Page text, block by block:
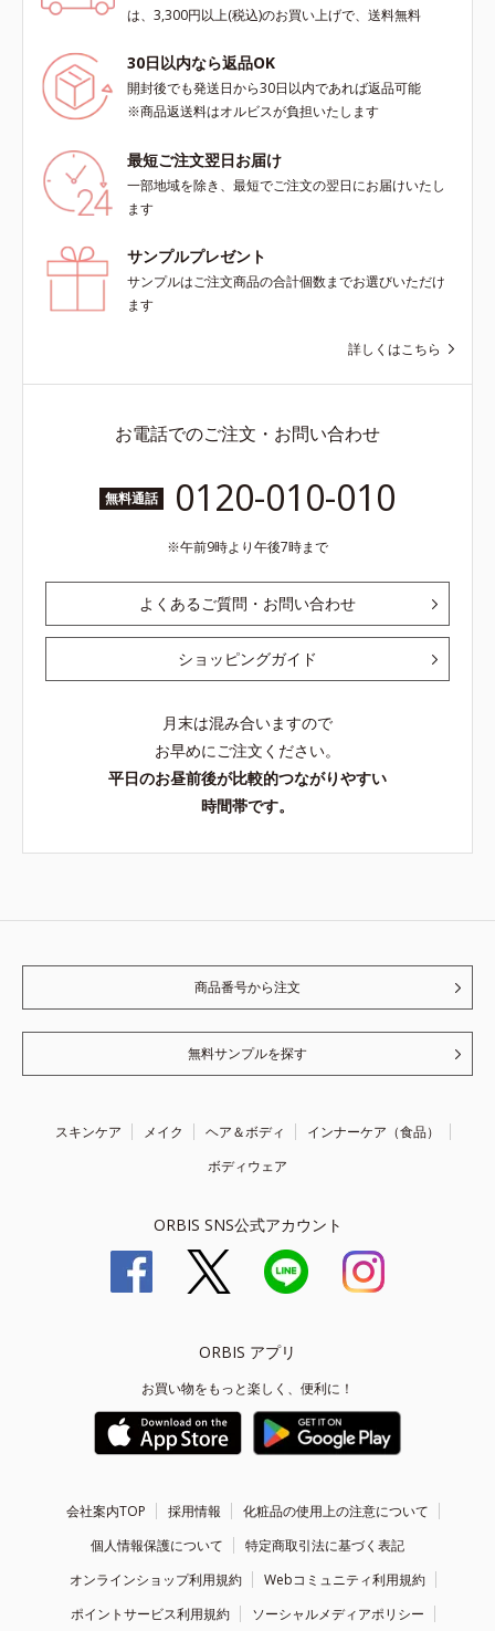
ッドクレイ（イライト、カオリン）
分、モロッコ溶岩クレイ配合＝古い
角質をからめとる洗浄成分、ベント
ナイト配合＝洗浄成分
は、3,300円以上(税込)のお買い上げで、送料無料
30日以内なら返品OK
開封後でも発送日から30日以内であれば返品可能
※商品返送料はオルビスが負担いたします
最短ご注文翌日お届け
一部地域を除き、最短でご注文の翌日にお届けいたし
ます
サンプルプレゼント
サンプルはご注文商品の合計個数までお選びいただけ
ます
詳しくはこちら
お電話でのご注文・お問い合わせ
無料通話 0120-010-010
午前9時より午後7時まで
よくあるご質問・お問い合わせ
ショッピングガイド
月末は混み合いますので
お早めにご注文ください。
平日のお昼前後が比較的つながりやすい
時間帯です。
商品番号から注文
無料サンプルを探す
スキンケア メイク ヘア＆ボディ
インナーケア（食品）
ボディウェア
ORBIS SNS公式アカウント
ORBIS アプリ
お買い物をもっと楽しく、便利に！
会社案内TOP 採用情報
化粧品の使用上の注意について
個人情報保護について
特定商取引法に基づく表記
オンラインショップ利用規約
Webコミュニティ利用規約
ポイントサービス利用規約
ソーシャルメディアポリシー